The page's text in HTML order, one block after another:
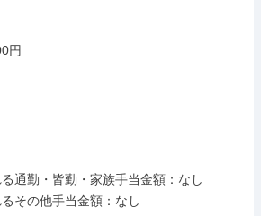
円
通勤・皆勤・家族手当金額：なし